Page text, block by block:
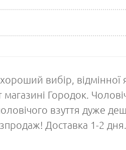
вибір, відмінної
Городок.
взуття дуже
Доставка 1-2